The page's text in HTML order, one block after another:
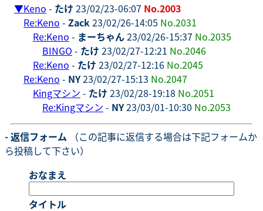
▼Keno - たけ 23/02/23-06:07 No.2003
Re:Keno - Zack23/02/26-14:05 No.2031
Re:Keno - まーちゃん23/02/26-15:37 No.2035
BINGO - たけ 23/02/27-12:21 No.2046
Re:Keno - たけ 23/02/27-12:16 No.2045
Re:Keno - NY23/02/27-15:13 No.2047
Kingマシン - たけ 23/02/28-19:18 No.2051
Re:Kingマシン - NY23/03/01-10:30 No.2053
- 返信フォーム （この記事に返信する場合は下記フォームか
ら投稿して下さい）
おなまえ
タイトル